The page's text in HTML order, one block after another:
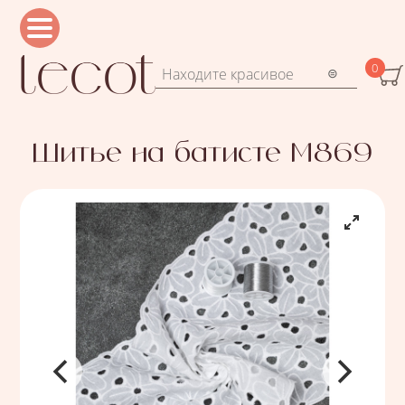
Перейти к основному содержанию
Форма поиска
Поиск 0
Шитье на батисте М869